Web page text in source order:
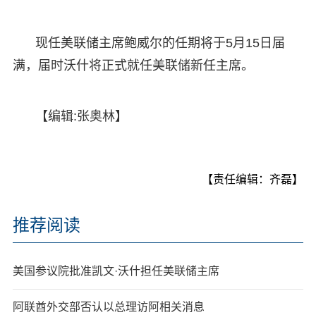
现任美联储主席鲍威尔的任期将于5月15日届
满，届时沃什将正式就任美联储新任主席。
【编辑:张奥林】
【责任编辑：齐磊】
推荐阅读
美国参议院批准凯文·沃什担任美联储主席
阿联酋外交部否认以总理访阿相关消息